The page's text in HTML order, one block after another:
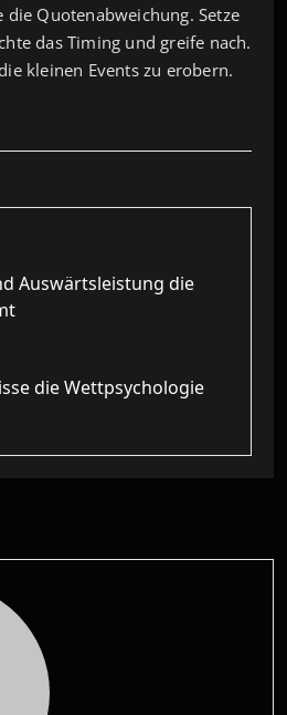
die Quotenabweichung. Setze
das Timing und greife nach.
kleinen Events zu erobern.
Auswärtsleistung die
die Wettpsychologie